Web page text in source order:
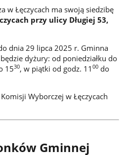
w Łęczycach ma swoją siedzibę
przy ulicy Długiej 53,
dnia 29 lipca 2025 r. Gminna
dyżury: od poniedziałku do
1530, w piątki od godz. 11 00do
Wyborczej w Łęczycach
Gminnej